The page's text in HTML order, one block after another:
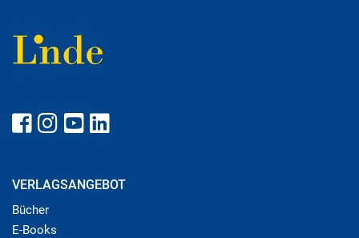
VERLAGSANGEBOT
Bücher
E-Books